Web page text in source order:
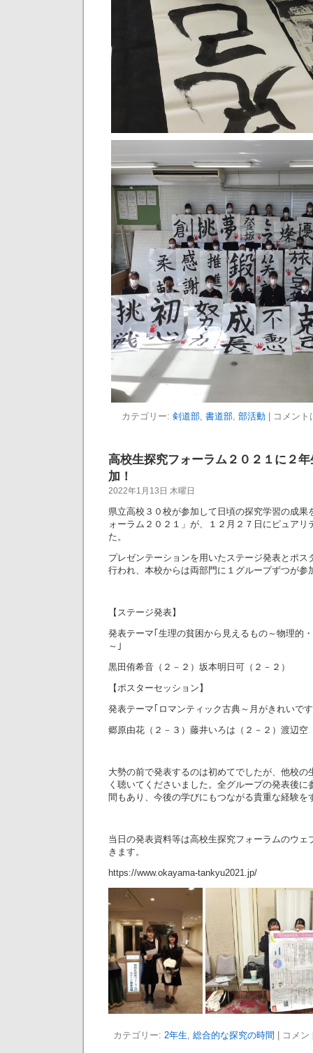
カテゴリー: 剣道部, 書道部, 部活動 コメント
高校生探究フォーラム２０２１に２
加！
2022年1月13日 木曜日
県立高校３０校が参加して日頃の探究学習の成果
ォーラム２０２１」が、１２月２７日にピュアリ
た。
プレゼンテーションを用いたステージ発表とポス
行われ、本校からは両部門に１グループずつが参
【ステージ発表】
発表テーマ｢生理の貧困から見えるもの～物理的
～｣
黒田侑希音（２－２）坂本明日可（２－２）
【ポスターセッション】
発表テーマ｢ロマンティック古典～月がきれいで
郷原由花（２－３）藤井いろは（２－２）渡辺空
大勢の前で発表するのは初めてでしたが、他校の
く聴いてくださいました。全グループの発表後に
間もあり、今後の学びにもつながる貴重な経験を
当日の発表資料等は高校生探究フォーラムのウェ
きます。
https://www.okayama-tankyu2021.jp/
カテゴリー: 2年生, 総合的な探究の時間 コメン